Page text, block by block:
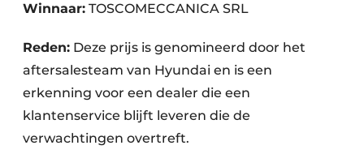
Winnaar: TOSCOMECCANICA SRL
Reden: Deze prijs is genomineerd door het
aftersalesteam van Hyundai en is een
erkenning voor een dealer die een
klantenservice blijft leveren die de
verwachtingen overtreft.